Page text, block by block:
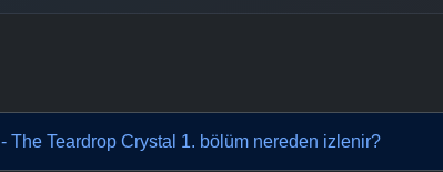
The Teardrop Crystal 1. bölüm nereden izlenir?